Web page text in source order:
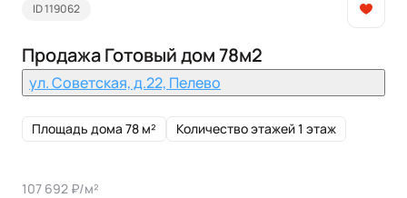
ID 119062
Продажа Готовый дом 78м2
ул. Советская, д.22, Пелево
Площадь дома 78 м² Количество этажей 1 этаж
107 692 ₽/м²